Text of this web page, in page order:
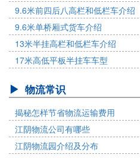
9.6米前四后八高栏和低栏车介绍
9.6米单桥厢式货车介绍
13米半挂高栏和低栏车介绍
17米高低平板半挂车车型
物流常识
揭秘怎样节省物流运输费用
江阴物流公司有哪些
江阴物流园介绍及分布